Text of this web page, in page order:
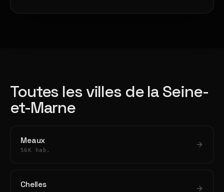
Toutes les villes de la Seine-
et-Marne
Meaux
56K hab.
Chelles